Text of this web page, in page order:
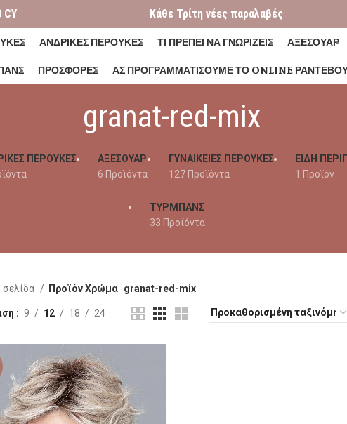
Κάθε Τρίτη νέες παραλαβές
ΑΝΔΡΙΚΕΣ ΠΕΡΟΥΚΕΣ ΤΙ ΠΡΕΠΕΙ ΝΑ ΓΝΩΡΙΖΕΙΣ ΑΞΕΣΟΥΑΡ
ΠΡΟΣΦΟΡΕΣ ΑΣ ΠΡΟΓΡΑΜΜΑΤΊΣΟΥΜΕ ΤΟ ONLINE
granat-red-mix
ΠΕΡΟΥΚΕΣ
ΑΞΕΣΟΥΑΡ
6 Προϊόντα
ΓΥΝΑΙΚΕΊΕΣ ΠΕΡΟΎΚΕΣ
127 Προϊόντα
ΕΙΔΗ
1 Προϊόν
ΤΥΡΜΠΑΝΣ
33 Προϊόντα
σελίδα Προϊόν Χρώμα granat-red-mix
9 12 18 24